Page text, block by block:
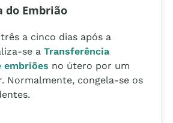
do Embrião
a cinco dias após a
se a Transferência
embriões no útero por um
Normalmente, congela-se os